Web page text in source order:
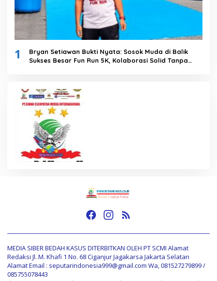
1
Bryan Setiawan Bukti Nyata: Sosok Muda di Balik
Sukses Besar Fun Run 5K, Kolaborasi Solid Tanpa
MEDIA SIBER BEDAH KASUS DITERBITKAN OLEH PT SCMI Alamat
Redaksi Jl. M. Khafi 1 No. 68 Ciganjur Jagakarsa Jakarta Selatan
Alamat Email : seputarindonesia999@gmail.com Wa, 081527279899 /
085755078443